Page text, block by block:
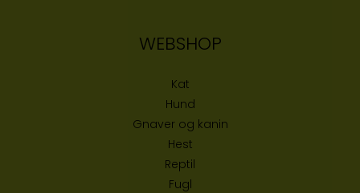
WEBSHOP
Kat
Hund
Gnaver og kanin
Hest
Reptil
Fugl